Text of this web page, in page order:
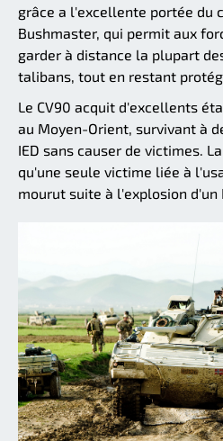
grâce a l'excellente portée du
Bushmaster, qui permit aux
garder à distance la plupart
talibans, tout en restant
Le CV90 acquit d'excellents
au Moyen-Orient, survivant à
IED sans causer de victimes.
qu'une seule victime liée à
mourut suite à l'explosion d'un